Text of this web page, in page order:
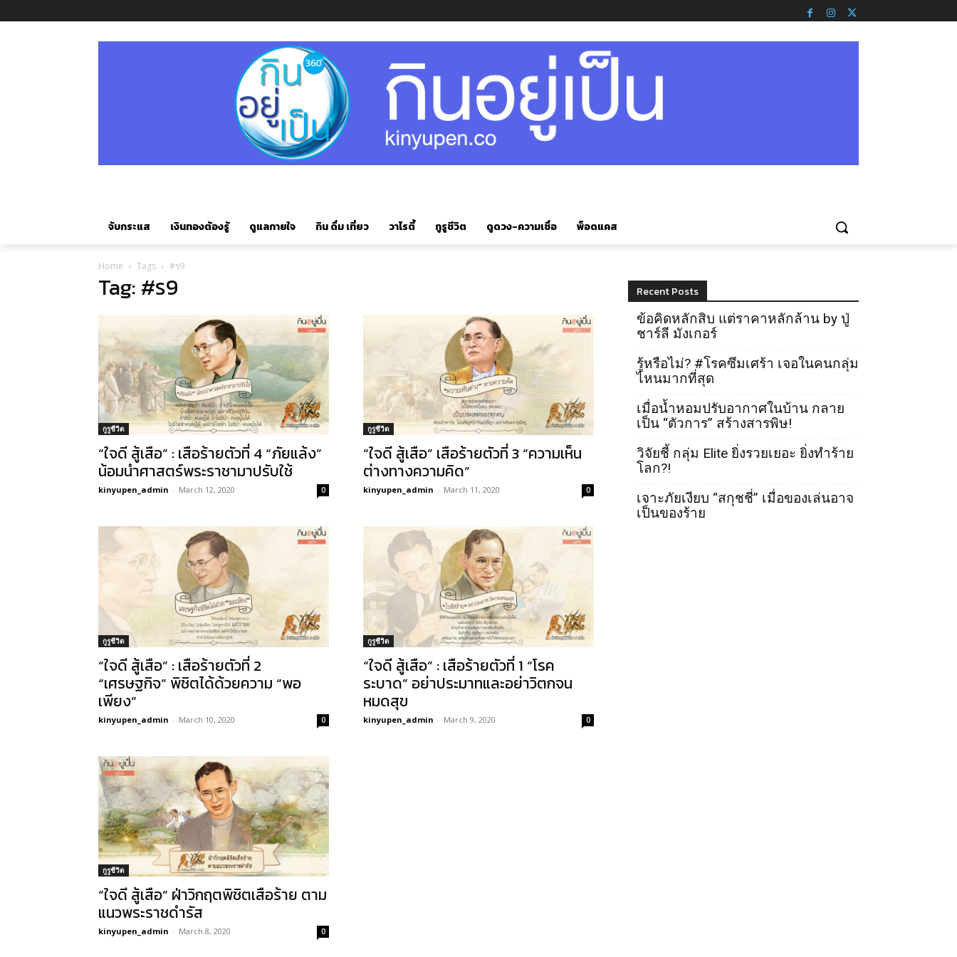
จับกระแส เงินทองต้องรู้ ดูแลกายใจ กิน ดื่ม เที่ยว วาไรตี้ กูรูชีวิต ดูดวง-ความเชื่อ พ็อดแคส
Home Tags #ร9
Tag: #ร9
กูรูชีวิต
“ใจดี สู้เสือ” : เสือร้ายตัวที่ 4 “ภัยแล้ง”
น้อมนำศาสตร์พระราชามาปรับใช้
kinyupen_admin - March 12, 2020 0
กูรูชีวิต
“ใจดี สู้เสือ” เสือร้ายตัวที่ 3 “ความเห็น
ต่างทางความคิด”
kinyupen_admin - March 11, 2020 0
กูรูชีวิต
“ใจดี สู้เสือ” : เสือร้ายตัวที่ 2
“เศรษฐกิจ” พิชิตได้ด้วยความ “พอ
เพียง”
kinyupen_admin - March 10, 2020 0
กูรูชีวิต
“ใจดี สู้เสือ” : เสือร้ายตัวที่ 1 “โรค
ระบาด” อย่าประมาทและอย่าวิตกจน
หมดสุข
kinyupen_admin - March 9, 2020 0
กูรูชีวิต
“ใจดี สู้เสือ” ฝ่าวิกฤตพิชิตเสือร้าย ตาม
แนวพระราชดำรัส
kinyupen_admin - March 8, 2020 0
Recent Posts
ข้อคิดหลักสิบ แต่ราคาหลักล้าน by ปู่
ชาร์ลี มังเกอร์
รู้หรือไม่? #โรคซึมเศร้า เจอในคนกลุ่ม
ไหนมากที่สุด
เมื่อน้ำหอมปรับอากาศในบ้าน กลาย
เป็น “ตัวการ” สร้างสารพิษ!
วิจัยชี้ กลุ่ม Elite ยิ่งรวยเยอะ ยิ่งทำร้าย
โลก?!
เจาะภัยเงียบ “สกุชชี่” เมื่อของเล่นอาจ
เป็นของร้าย